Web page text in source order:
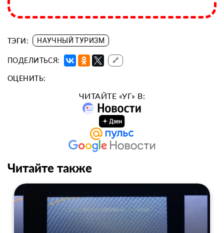
ТЭГИ: НАУЧНЫЙ ТУРИЗМ
ПОДЕЛИТЬСЯ: 🔗
ОЦЕНИТЬ:
ЧИТАЙТЕ «УГ» В:
Читайте также